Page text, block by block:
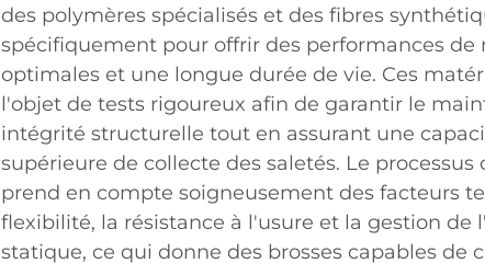
des polymères spécialisés et des fibres
spécifiquement pour offrir des performances de
optimales et une longue durée de vie. Ces
l'objet de tests rigoureux afin de garantir le
intégrité structurelle tout en assurant une
supérieure de collecte des saletés. Le processus
prend en compte soigneusement des facteurs
flexibilité, la résistance à l'usure et la gestion de
statique, ce qui donne des brosses capables de